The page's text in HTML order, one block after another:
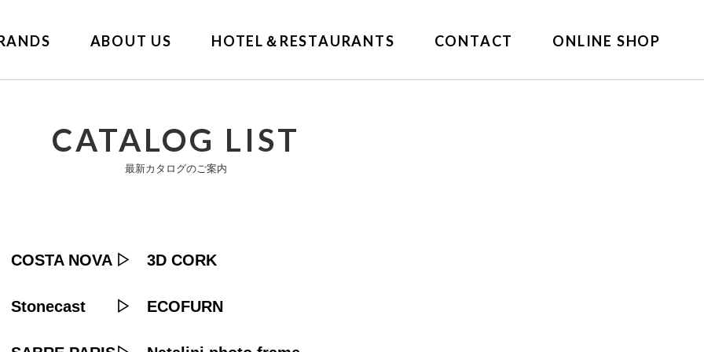
ABOUT US HOTEL＆RESTAURANTS CONTACT ONLINE SHOP
CATALOG LIST
最新カタログのご案内
COSTA NOVA
Stonecast
3D CORK
ECOFURN